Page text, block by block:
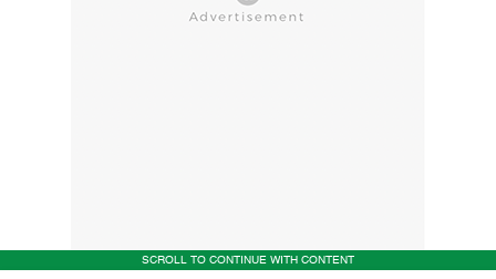
SCROLL TO CONTINUE WITH CONTENT